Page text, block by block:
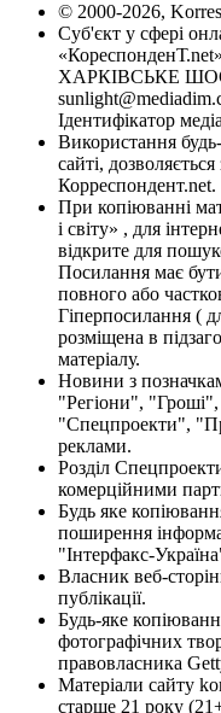
© 2000-2026,
Суб'єкт у сфері
ХАРКІВСЬКЕ
Ідентифікатор
Використання
сайті,
Корреспондент.net.
При копіюванні
і світу» , для
відкрите для
Посилання має
повного або
Гіперпосилання (
розміщена в
матеріалу.
Новини з
"Регіони",
"Спецпроекти",
реклами.
Розділ
комерційними
Будь яке
поширення
"Інтерфакс-
Власник веб-
публікації.
Будь-яке
фотографічних
правовласника
Матеріали сайту
старше 21 року